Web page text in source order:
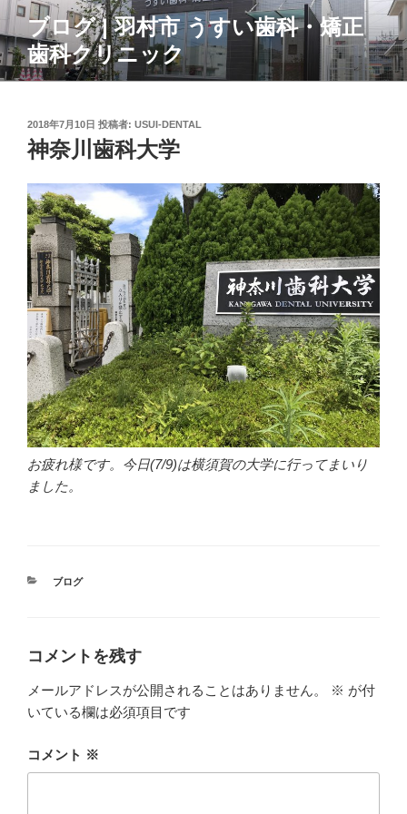
コ
ン
テ
ン
ブログ | 羽村市 うすい歯科・矯正
歯科クリニック
投
稿
日:
2018年7月10日 投稿者: USUI-DENTAL
神奈川歯科大学
お疲れ様です。今日(7/9)は横須賀の大学に行ってまいり
ました。
カ
ブログ
コメントを残す
メールアドレスが公開されることはありません。 ※ が付
いている欄は必須項目です
コメント ※